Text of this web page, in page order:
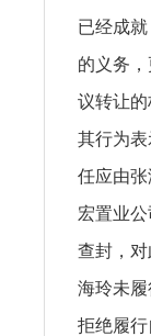
已经成
的义务
议转让
其行为
任应由
宏置业
查封，
海玲未
拒绝履